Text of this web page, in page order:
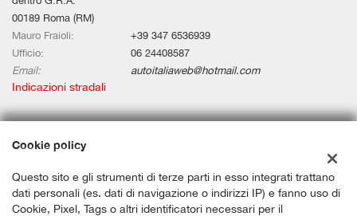
00189 Roma (RM)
Mauro Fraioli:
+39 347 6536939
Ufficio:
06 24408587
Email:
autoitaliaweb@hotmail.com
Indicazioni stradali
Dati fiscali:
Via Aurelia Km 67,580, Civitavecchia (RM)
C.F/P.IVA:12659191006
Cookie policy
Questo sito e gli strumenti di terze parti in esso integrati trattano
dati personali (es. dati di navigazione o indirizzi IP) e fanno uso di
Cookie, Pixel, Tags o altri identificatori necessari per il